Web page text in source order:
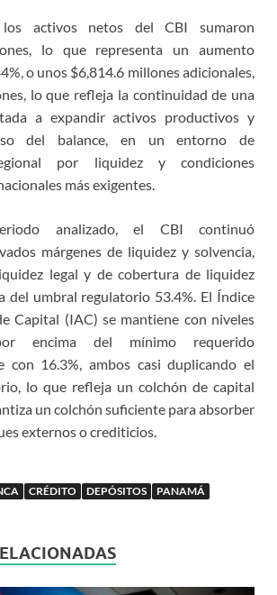
activos netos del CBI sumaron
lo que representa un aumento
o unos $6,814.6 millones adicionales,
lo que refleja la continuidad de una
a expandir activos productivos y
del balance, en un entorno de
por liquidez y condiciones
más exigentes.
analizado, el CBI continuó
márgenes de liquidez y solvencia,
legal y de cobertura de liquidez
del umbral regulatorio 53.4%. El Índice
Capital (IAC) se mantiene con niveles
encima del mínimo requerido
con 16.3%, ambos casi duplicando el
lo que refleja un colchón de capital
un colchón suficiente para absorber
externos o crediticios.
CRÉDITO DEPÓSITOS PANAMÁ